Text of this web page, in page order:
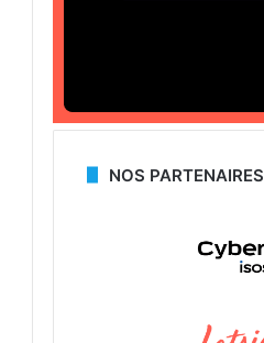
NOS PARTENAIRES